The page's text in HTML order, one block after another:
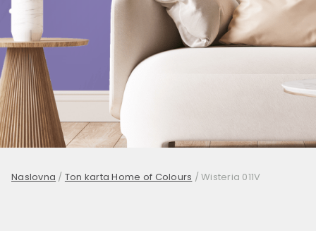
Naslovna / Ton karta Home of Colours /Wisteria 011V